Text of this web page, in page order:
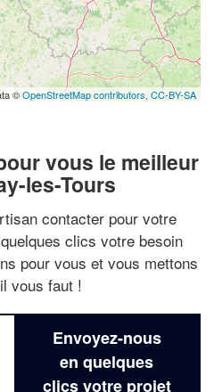
©OpenStreetMap contributors, CC-BY-SA
vous le meilleur
les-Tours
contacter pour votre
clics votre besoin
pour vous et vous mettons
vous faut !
Envoyez-nous
en quelques
clics votre projet